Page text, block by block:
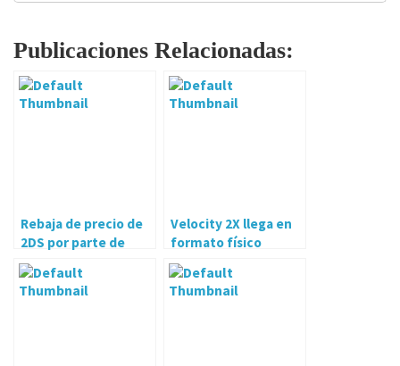
Publicaciones Relacionadas:
Rebaja de precio de
2DS por parte de
Nintendo of America
Velocity 2X llega en
formato físico